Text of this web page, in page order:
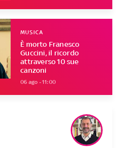
È morto Franesco
Guccini, il ricordo
attraverso 10 sue
canzoni
MUSICA
06 ago - 11:00